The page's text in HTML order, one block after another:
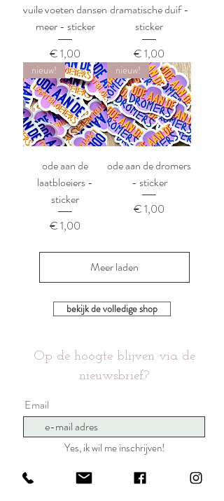
vuile voeten dansen
meer - sticker
Prijs
€ 1,00
dramatische duif -
sticker
Prijs
€ 1,00
nieuw!
ode aan de
laatbloeiers -
sticker
Prijs
€ 1,00
nieuw!
ode aan de dromers
- sticker
Prijs
€ 1,00
Meer laden
bekijk de volledige shop
Op de hoogte blijven via de
nieuwsbrief?
Email
Yes, ik wil me inschrijven!